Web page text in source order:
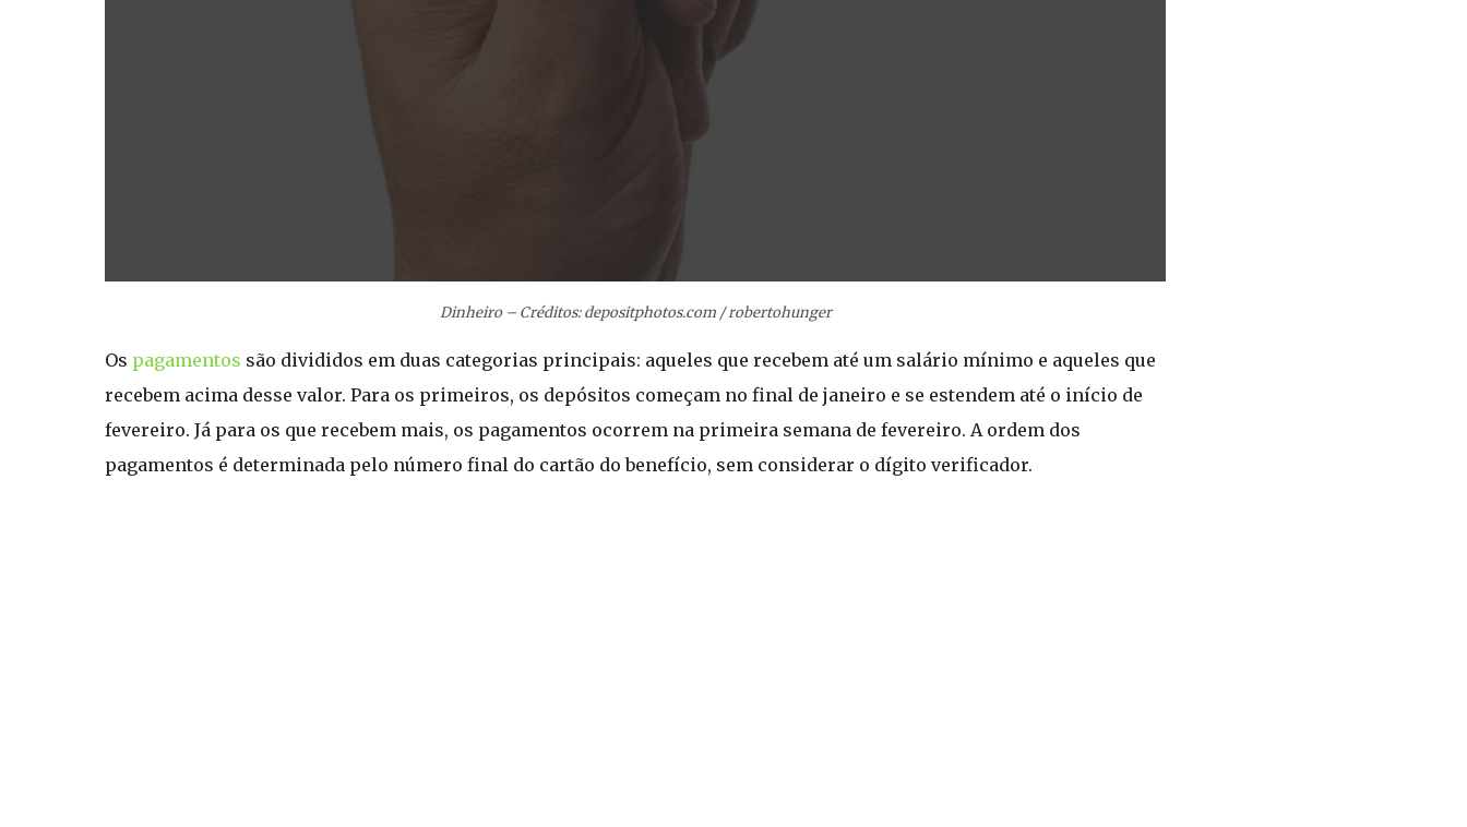
Dinheiro – Créditos: depositphotos.com / robertohunger
Os pagamentos são divididos em duas categorias principais: aqueles que recebem até um salário mínimo e aqueles que
recebem acima desse valor. Para os primeiros, os depósitos começam no final de janeiro e se estendem até o início de
fevereiro. Já para os que recebem mais, os pagamentos ocorrem na primeira semana de fevereiro. A ordem dos
pagamentos é determinada pelo número final do cartão do benefício, sem considerar o dígito verificador.